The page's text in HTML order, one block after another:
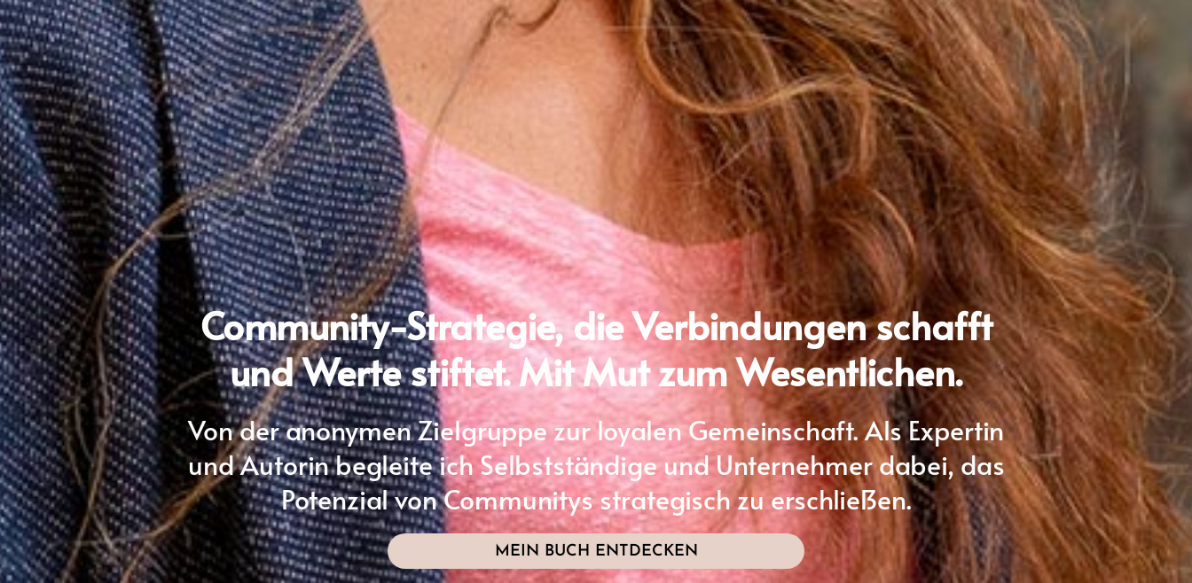
Community-Strategie, die Verbindungen schafft
und Werte stiftet. Mit Mut zum Wesentlichen.
Von der anonymen Zielgruppe zur loyalen Gemeinschaft. Als Expertin
und Autorin begleite ich Selbstständige und Unternehmer dabei, das
Potenzial von Communitys strategisch zu erschlieẞen.
MEIN BUCH ENTDECKEN